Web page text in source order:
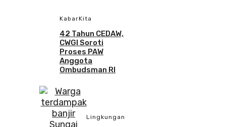
KabarKita
42 Tahun CEDAW,
CWGI Soroti
Proses PAW
Anggota
Ombudsman RI
Lingkungan